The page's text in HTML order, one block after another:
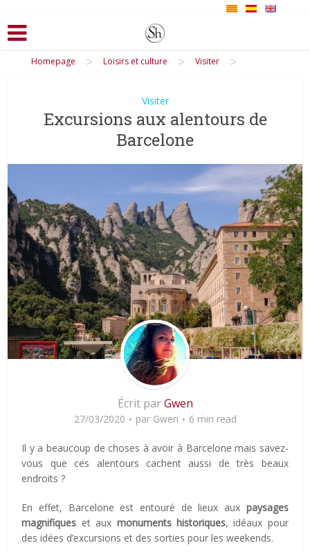
Homepage > Loisirs et culture > Visiter >
Visiter
Excursions aux alentours de
Barcelone
Écrit parGwen
27/03/2020 par Gwen 6 min read
Il y a beaucoup de choses à avoir à Barcelone mais savez-
vous que ces alentours cachent aussi de très beaux
endroits ?
En effet, Barcelone est entouré de lieux aux paysages
magnifiques et aux monuments historiques, idéaux pour
des idées d’excursions et des sorties pour les weekends.